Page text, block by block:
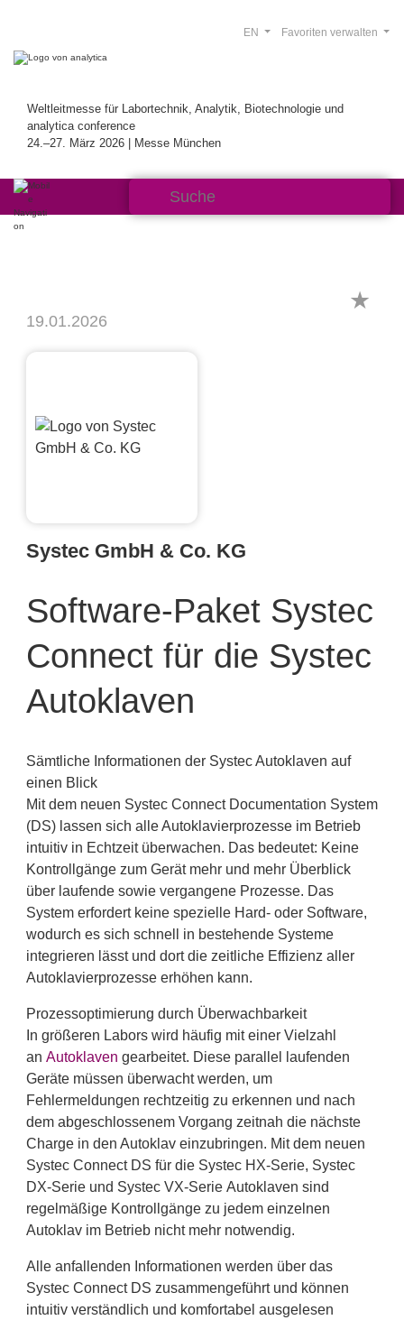
Weltleitmesse für Labortechnik, Analytik, Biotechnologie und
analytica conference
24.–27. März 2026 | Messe München
Favoriten verwalten
EN
19.01.2026
Systec GmbH & Co. KG
Software-Paket Systec
Connect für die Systec
Autoklaven
Sämtliche Informationen der Systec Autoklaven auf
einen Blick
Mit dem neuen Systec Connect Documentation System
(DS) lassen sich alle Autoklavierprozesse im Betrieb
intuitiv in Echtzeit überwachen. Das bedeutet: Keine
Kontrollgänge zum Gerät mehr und mehr Überblick
über laufende sowie vergangene Prozesse. Das
System erfordert keine spezielle Hard- oder Software,
wodurch es sich schnell in bestehende Systeme
integrieren lässt und dort die zeitliche Effizienz aller
Autoklavierprozesse erhöhen kann.
Prozessoptimierung durch Überwachbarkeit
In größeren Labors wird häufig mit einer Vielzahl
an Autoklaven gearbeitet. Diese parallel laufenden
Geräte müssen überwacht werden, um
Fehlermeldungen rechtzeitig zu erkennen und nach
dem abgeschlossenem Vorgang zeitnah die nächste
Charge in den Autoklav einzubringen. Mit dem neuen
Systec Connect DS für die Systec HX-Serie, Systec
DX-Serie und Systec VX-Serie Autoklaven sind
regelmäßige Kontrollgänge zu jedem einzelnen
Autoklav im Betrieb nicht mehr notwendig.
Alle anfallenden Informationen werden über das
Systec Connect DS zusammengeführt und können
intuitiv verständlich und komfortabel ausgelesen